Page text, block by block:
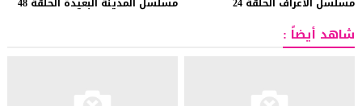
شاهد أيضاً :